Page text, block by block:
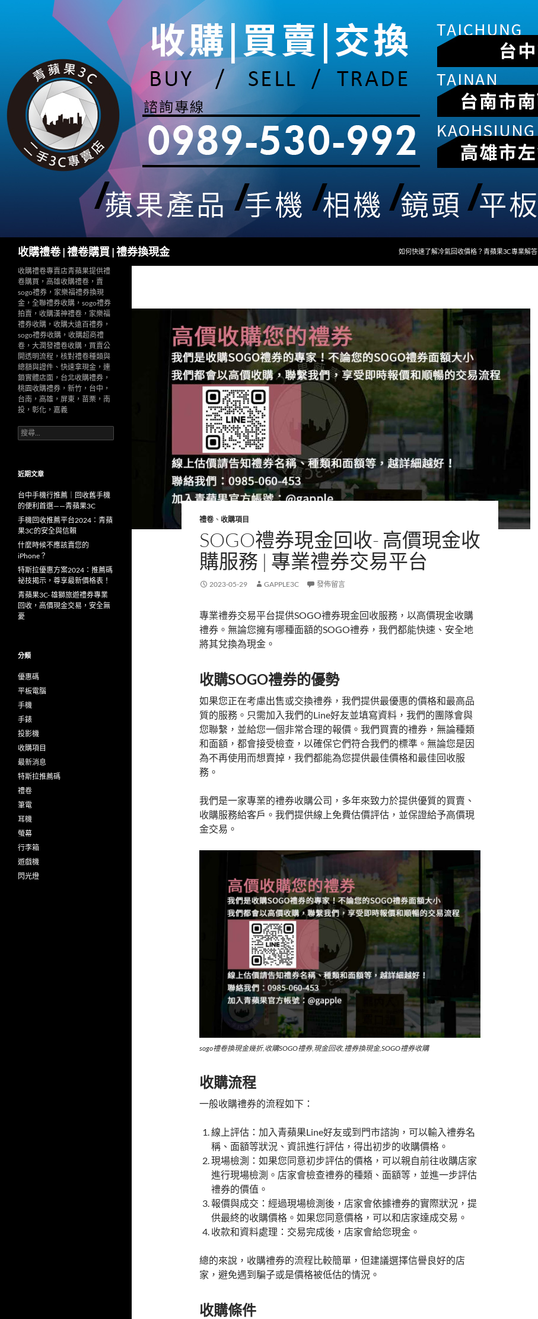
收購禮卷 | 禮卷購買 | 禮券換現金 如何快速了解冷氣回收價格？青蘋果3C專業解答
禮卷、 收購項目
SOGO禮券現金回收- 高價現金收
購服務 | 專業禮券交易平台
2023-05-29 GAPPLE3C 發佈留言
專業禮券交易平台提供SOGO禮券現金回收服務，以高價現金收購
禮券。無論您擁有哪種面額的SOGO禮券，我們都能快速、安全地
將其兌換為現金。
收購SOGO禮券的優勢
如果您正在考慮出售或交換禮券，我們提供最優惠的價格和最高品
質的服務。只需加入我們的Line好友並填寫資料，我們的團隊會與
您聯繫，並給您一個非常合理的報價。我們買賣的禮券，無論種類
和面額，都會接受檢查，以確保它們符合我們的標準。無論您是因
為不再使用而想賣掉，我們都能為您提供最佳價格和最佳回收服
務。
我們是一家專業的禮券收購公司，多年來致力於提供優質的買賣、
收購服務給客戶。我們提供線上免費估價評估，並保證給予高價現
金交易。
sogo禮卷換現金幾折,收購SOGO禮券,現金回收,禮券換現金,SOGO禮券收購
收購流程
一般收購禮券的流程如下：
線上評估：加入青蘋果Line好友或到門市諮詢，可以輸入禮券名
稱、面額等狀況、資訊進行評估，得出初步的收購價格。
現場檢測：如果您同意初步評估的價格，可以親自前往收購店家
進行現場檢測。店家會檢查禮券的種類、面額等，並進一步評估
禮券的價值。
報價與成交：經過現場檢測後，店家會依據禮券的實際狀況，提
供最終的收購價格。如果您同意價格，可以和店家達成交易。
收款和資料處理：交易完成後，店家會給您現金。
總的來說，收購禮券的流程比較簡單，但建議選擇信譽良好的店
家，避免遇到騙子或是價格被低估的情況。
收購條件
收購禮卷專賣店青蘋果提供禮
卷購買，高雄收購禮卷，賣
sogo禮券，家樂福禮券換現
金，全聯禮券收購，sogo禮券
拍賣，收購漢神禮卷，家樂福
禮券收購，收購大遠百禮券，
sogo禮券收購，收購超商禮
卷，大潤發禮卷收購，買賣公
開透明流程，核對禮卷種類與
總額與證件、快速拿現金，連
鎖實體店面，台北收購禮券，
桃園收購禮券，新竹，台中，
台南，高雄，屏東，苗栗，南
投，彰化，嘉義
搜
尋
字:
近期文章
台中手機行推薦｜回收舊手機
的便利首選——青蘋果3C
手機回收推薦平台2024：青蘋
果3C的安全與信賴
什麼時候不應該賣您的
iPhone？
特斯拉優惠方案2024：推薦碼
祕技揭示，尊享最新價格表！
青蘋果3C- 雄獅旅遊禮券專業
回收，高價現金交易，安全無
憂
分類
優惠碼
平板電腦
手機
手錶
投影機
收購項目
最新消息
特斯拉推薦碼
禮卷
筆電
耳機
螢幕
行李箱
遊戲機
閃光燈